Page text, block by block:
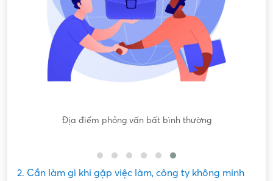
Nội dung mô tả công việc sơ sài, không đồng nhất với công
2. Cần làm gì khi gặp việc làm, công ty không minh